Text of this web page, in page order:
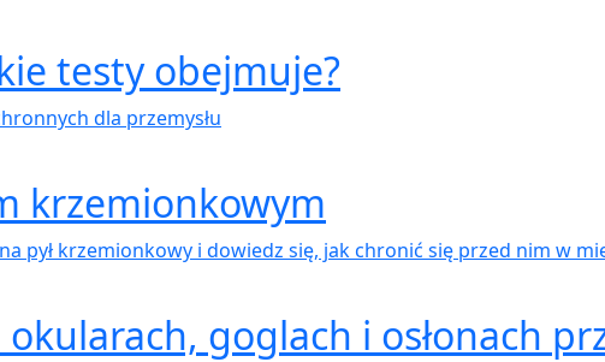
testy obejmuje?
dla przemysłu
krzemionkowym
pył krzemionkowy i dowiedz się, jak chronić się przed nim w
goglach i osłonach